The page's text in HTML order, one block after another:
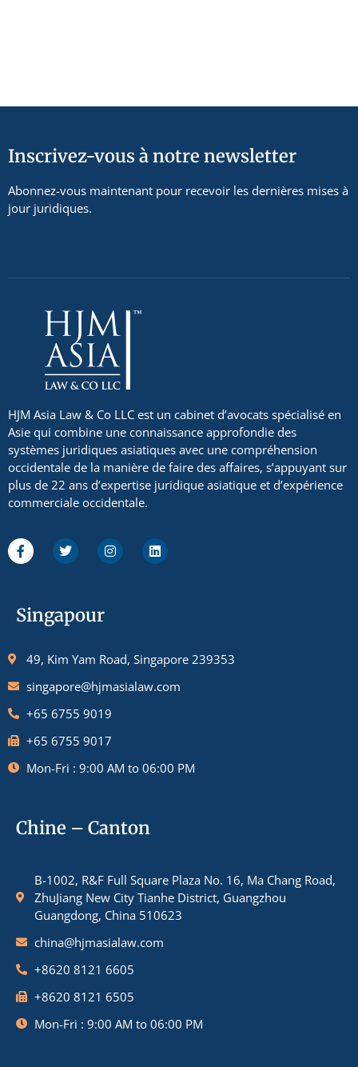
Inscrivez-vous à notre newsletter
Abonnez-vous maintenant pour recevoir les dernières mises à
jour juridiques.
HJM Asia Law & Co LLC est un cabinet d’avocats spécialisé en
Asie qui combine une connaissance approfondie des
systèmes juridiques asiatiques avec une compréhension
occidentale de la manière de faire des affaires, s’appuyant sur
plus de 22 ans d’expertise juridique asiatique et d’expérience
commerciale occidentale.
Singapour
49, Kim Yam Road, Singapore 239353
singapore@hjmasialaw.com
+65 6755 9019
+65 6755 9017
Mon-Fri : 9:00 AM to 06:00 PM
Chine – Canton
B-1002, R&F Full Square Plaza No. 16, Ma Chang Road,
ZhuJiang New City Tianhe District, Guangzhou
Guangdong, China 510623
china@hjmasialaw.com
+8620 8121 6605
+8620 8121 6505
Mon-Fri : 9:00 AM to 06:00 PM